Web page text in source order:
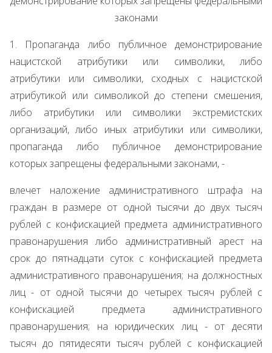
законами
1. Пропаганда либо публичное демонстрирование
нацистской атрибутики или символики, либо
атрибутики или символики, сходных с нацистской
атрибутикой или символикой до степени смешения,
либо атрибутики или символики экстремистских
организаций, либо иных атрибутики или символики,
пропаганда либо публичное демонстрирование
которых запрещены федеральными законами, -
влечет наложение административного штрафа на
граждан в размере от одной тысячи до двух тысяч
рублей с конфискацией предмета административного
правонарушения либо административный арест на
срок до пятнадцати суток с конфискацией предмета
административного правонарушения; на должностных
лиц - от одной тысячи до четырех тысяч рублей с
конфискацией предмета административного
правонарушения; на юридических лиц - от десяти
тысяч до пятидесяти тысяч рублей с конфискацией